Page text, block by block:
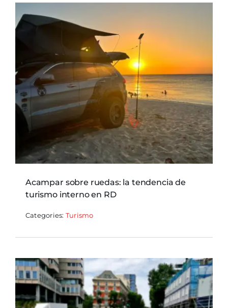
Acampar sobre ruedas: la tendencia de
turismo interno en RD
Categories: Turismo